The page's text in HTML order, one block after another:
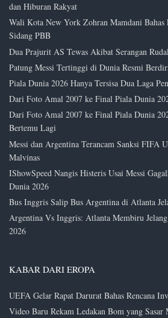
dan Hiburan Rakyat
Wali Kota New York Zohran Mamdani Bahas
Sidang PBB
Dua Prajurit AS Tewas Akibat Serangan
Patung Messi Tertinggi di Dunia Resmi
Piala Dunia 2026 Hanya Tersisa Dua Laga
Dari Foto Amal 2007 ke Final Piala Dunia
Dari Foto Amal 2007 ke Final Piala Dunia
Bertemu Lagi
Messi dan Argentina Terancam Sanksi FIFA
Malvinas
IShowSpeed Nangis Histeris Usai Messi
Dunia 2026
Bus Inggris Salip Bus Argentina di Atlanta
Argentina Vs Inggris: Atlanta Membiru
2026
KABAR DARI EROPA
UEFA Gelar Rapat Darurat Bahas Rencana
Video Baru Rekam Ledakan Bom yang